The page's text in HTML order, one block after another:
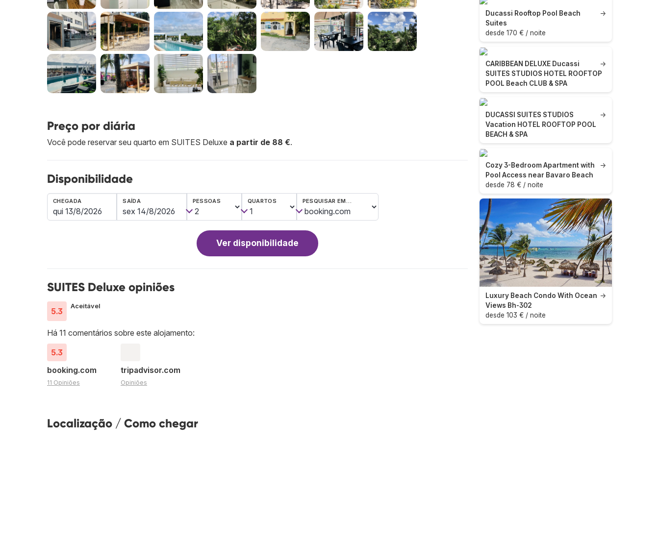
Preço por diária
Você pode reservar seu quarto em SUITES Deluxe a partir de 88 €.
Disponibilidade
CHEGADA SAÍDA PESSOAS QUARTOS PESQUISAR EM…
Ver disponibilidade
SUITES Deluxe opiniões
5.3
Aceitável
Há 11 comentários sobre este alojamento:
5.3
booking.com
11 Opiniões
tripadvisor.com
Opiniões
Localização / Como chegar
→
Ducassi Rooftop Pool Beach
Suites
desde 170 € / noite
→
CARIBBEAN DELUXE Ducassi
SUITES STUDIOS HOTEL ROOFTOP
POOL Beach CLUB & SPA
→
DUCASSI SUITES STUDIOS
Vacation HOTEL ROOFTOP POOL
BEACH & SPA
→
Cozy 3-Bedroom Apartment with
Pool Access near Bavaro Beach
desde 78 € / noite
→
Luxury Beach Condo With Ocean
Views Bh-302
desde 103 € / noite